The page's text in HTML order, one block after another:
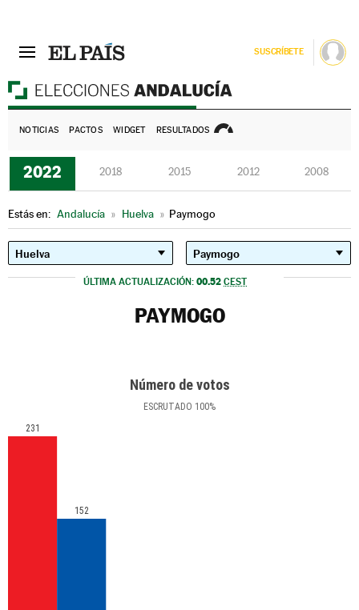
SUSCRÍBETE
NOTICIAS PACTOS WIDGET RESULTADOS
2022 2018 2015 2012 2008
Estás en: Andalucía » Huelva » Paymogo
ÚLTIMA ACTUALIZACIÓN: 00.52 CEST
PAYMOGO
Número de votos
ESCRUTADO 100%
231
152